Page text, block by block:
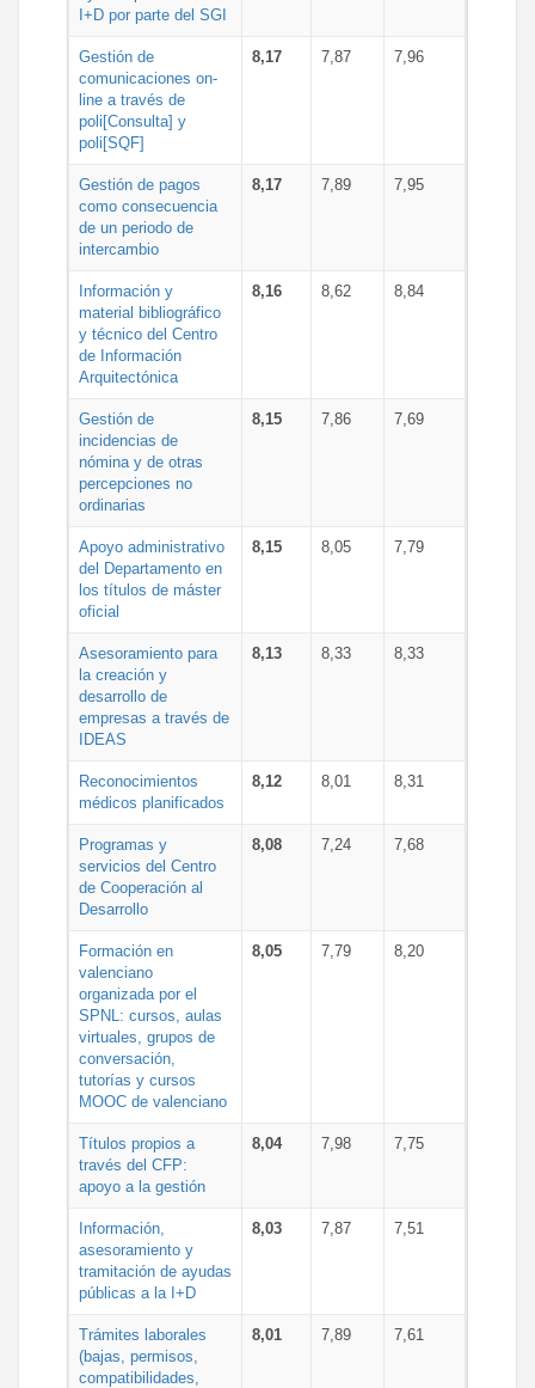
I+D por parte del SGI
Gestión de
comunicaciones on-
line a través de
poli[Consulta] y
poli[SQF]
8,17 7,87 7,96
Gestión de pagos
como consecuencia
de un periodo de
intercambio
8,17 7,89 7,95
Información y
material bibliográfico
y técnico del Centro
de Información
Arquitectónica
8,16 8,62 8,84
Gestión de
incidencias de
nómina y de otras
percepciones no
ordinarias
8,15 7,86 7,69
Apoyo administrativo
del Departamento en
los títulos de máster
oficial
8,15 8,05 7,79
Asesoramiento para
la creación y
desarrollo de
empresas a través de
IDEAS
8,13 8,33 8,33
Reconocimientos
médicos planificados
8,12 8,01 8,31
Programas y
servicios del Centro
de Cooperación al
Desarrollo
8,08 7,24 7,68
Formación en
valenciano
organizada por el
SPNL: cursos, aulas
virtuales, grupos de
conversación,
tutorías y cursos
MOOC de valenciano
8,05 7,79 8,20
Títulos propios a
través del CFP:
apoyo a la gestión
8,04 7,98 7,75
Información,
asesoramiento y
tramitación de ayudas
públicas a la I+D
8,03 7,87 7,51
Trámites laborales
(bajas, permisos,
compatibilidades,
8,01 7,89 7,61